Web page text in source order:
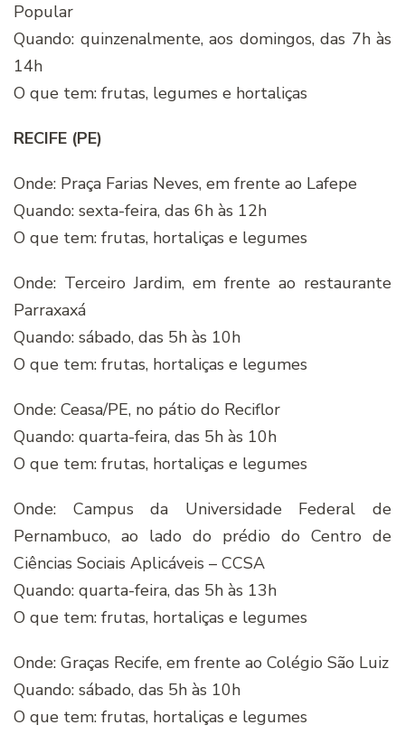
Popular
Quando: quinzenalmente, aos domingos, das 7h às
14h
O que tem: frutas, legumes e hortaliças
RECIFE (PE)
Onde: Praça Farias Neves, em frente ao Lafepe
Quando: sexta-feira, das 6h às 12h
O que tem: frutas, hortaliças e legumes
Onde: Terceiro Jardim, em frente ao restaurante
Parraxaxá
Quando: sábado, das 5h às 10h
O que tem: frutas, hortaliças e legumes
Onde: Ceasa/PE, no pátio do Reciflor
Quando: quarta-feira, das 5h às 10h
O que tem: frutas, hortaliças e legumes
Onde: Campus da Universidade Federal de
Pernambuco, ao lado do prédio do Centro de
Ciências Sociais Aplicáveis – CCSA
Quando: quarta-feira, das 5h às 13h
O que tem: frutas, hortaliças e legumes
Onde: Graças Recife, em frente ao Colégio São Luiz
Quando: sábado, das 5h às 10h
O que tem: frutas, hortaliças e legumes